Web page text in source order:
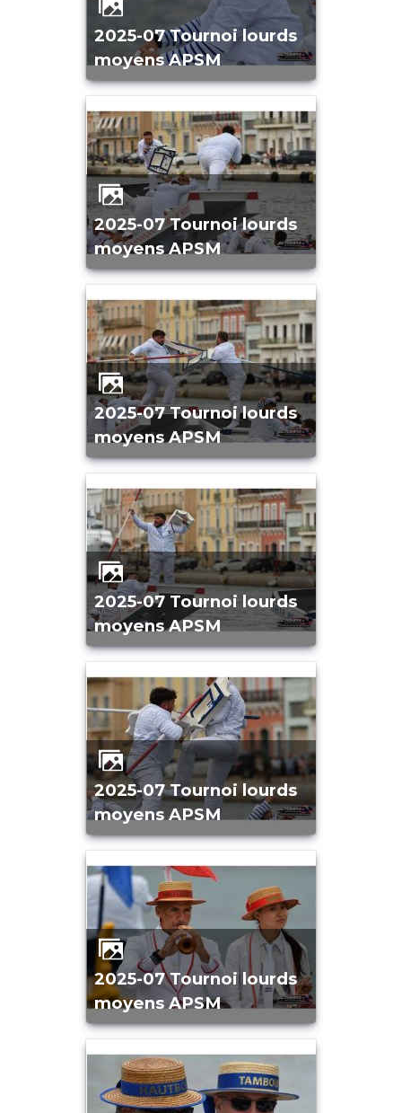
2025-07 Tournoi lourds
moyens APSM
2025-07 Tournoi lourds
moyens APSM
2025-07 Tournoi lourds
moyens APSM
2025-07 Tournoi lourds
moyens APSM
2025-07 Tournoi lourds
moyens APSM
2025-07 Tournoi lourds
moyens APSM